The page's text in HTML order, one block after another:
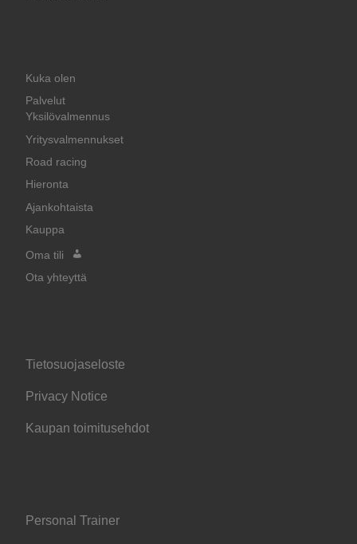
Kuka olen
Palvelut
Yksilövalmennus
Yritysvalmennukset
Road racing
Hieronta
Ajankohtaista
Kauppa
Oma tili
Ota yhteyttä
Tietosuojaseloste
Privacy Notice
Kaupan toimitusehdot
Personal Trainer